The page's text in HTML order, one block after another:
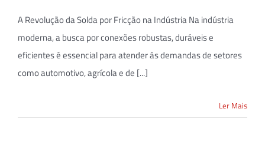
A Revolução da Solda por Fricção na Indústria Na indústria
moderna, a busca por conexões robustas, duráveis e
eficientes é essencial para atender às demandas de setores
como automotivo, agrícola e de [...]
Ler Mais